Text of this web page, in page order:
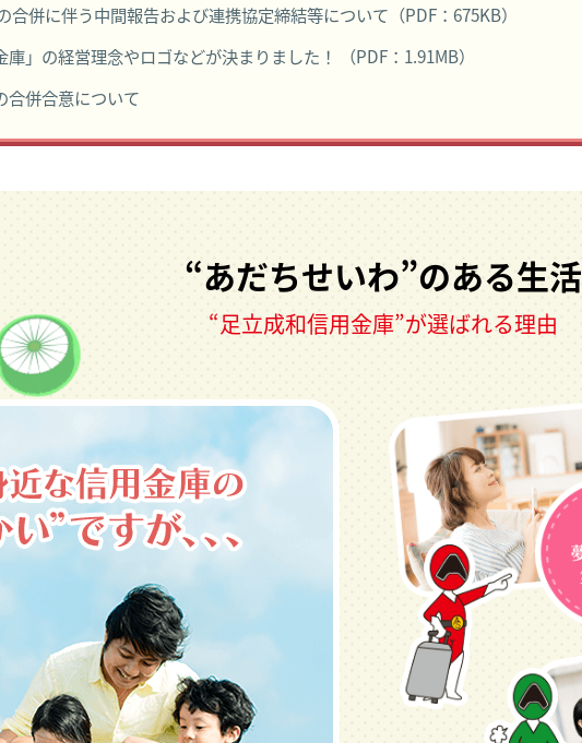
合併に伴う中間報告および連携協定締結等について（PDF：675KB）
庫」の経営理念やロゴなどが決まりました！ （PDF：1.91MB）
合併合意について
“あだちせいわ”のある生活
“足立成和信用金庫”が選ばれる理由